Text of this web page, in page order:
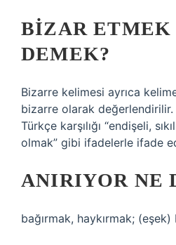
BIZAR ETMEK
DEMEK?
Bizarre kelimesi ayrıca
bizarre olarak
Türkçe karşılığı “endişeli,
olmak” gibi ifadelerle ifade
ANIRIYOR NE
bağırmak, haykırmak; (eşek)